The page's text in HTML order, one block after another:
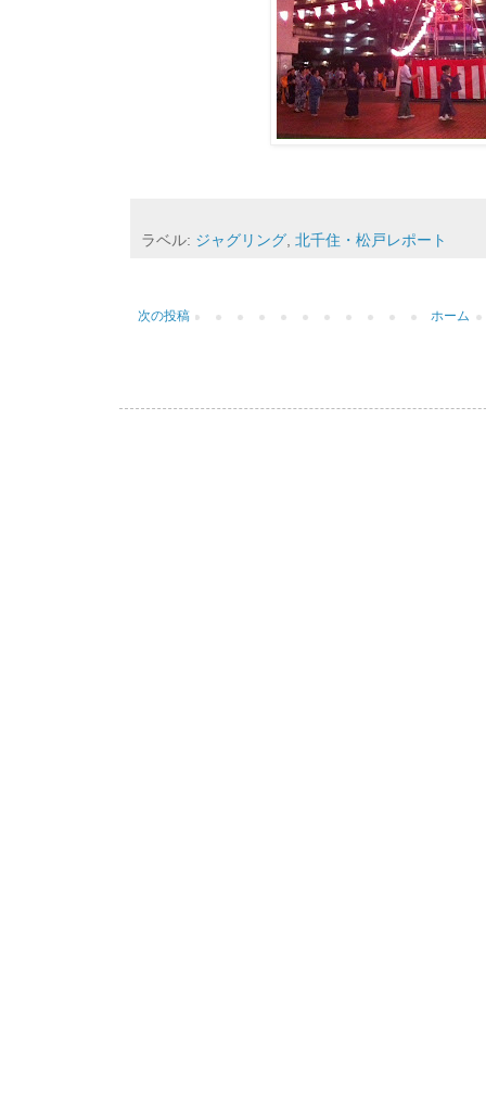
ラベル: ジャグリング, 北千住・松戸レポート
次の投稿 ホーム